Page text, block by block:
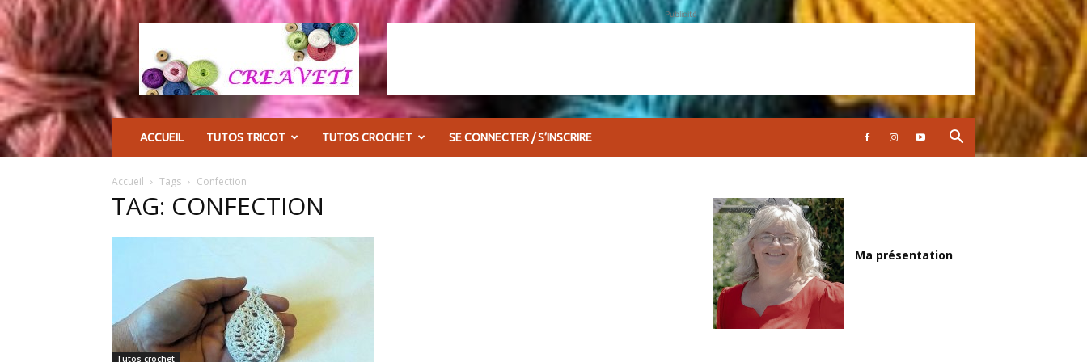
Publicité
ACCUEIL TUTOS TRICOT TUTOS CROCHET SE CONNECTER / S’INSCRIRE
Accueil Tags Confection
TAG: CONFECTION
Tutos crochet
Ma présentation